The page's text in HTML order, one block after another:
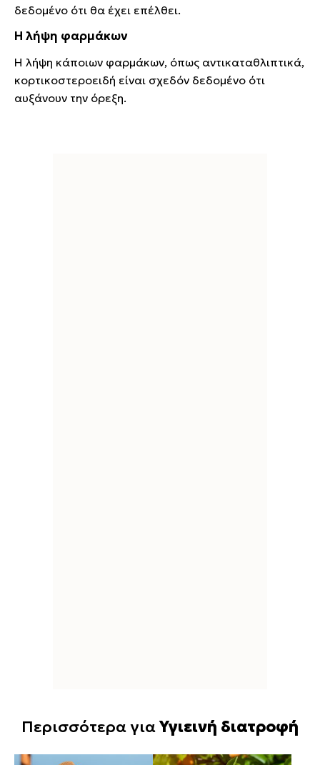
δεδομένο ότι θα έχει επέλθει.
Η λήψη φαρμάκων
Η λήψη κάποιων φαρμάκων, όπως αντικαταθλιπτικά,
κορτικοστεροειδή είναι σχεδόν δεδομένο ότι
αυξάνουν την όρεξη.
Περισσότερα γιαΥγιεινή διατροφή